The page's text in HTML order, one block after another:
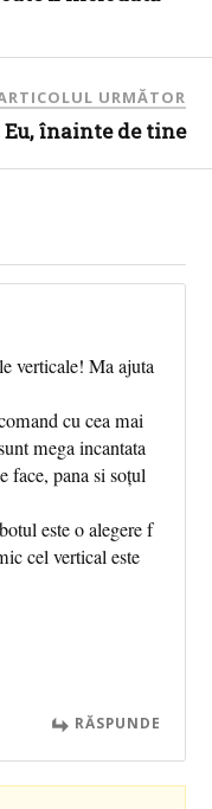
URMĂTOR
Eu, înainte de tine
verticale! Ma ajuta
cu cea mai
mega incantata
face, pana si soțul
este o alegere f
cel vertical este
RĂSPUNDE